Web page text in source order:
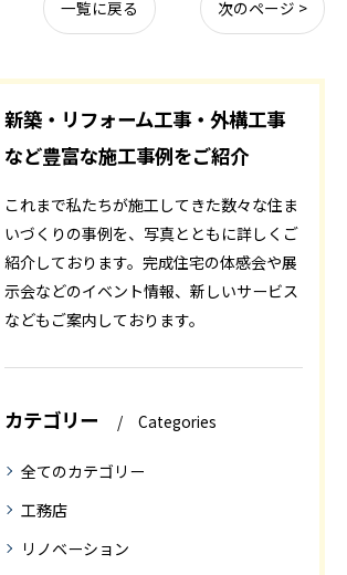
一覧に戻る 次のページ >
新築・リフォーム工事・外構工事
など豊富な施工事例をご紹介
これまで私たちが施工してきた数々な住ま
いづくりの事例を、写真とともに詳しくご
紹介しております。完成住宅の体感会や展
示会などのイベント情報、新しいサービス
などもご案内しております。
カテゴリー Categories
全てのカテゴリー
工務店
リノベーション